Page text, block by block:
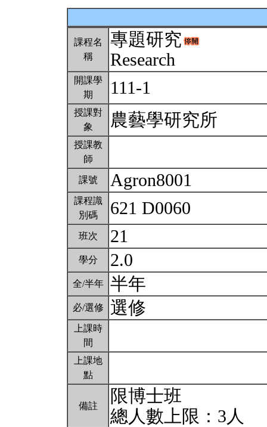
課程名
稱
專題研究
Research
開課學
期
111-1
授課對
象
農藝學研究所
授課教
師
課號 Agron8001
課程識
別碼
621 D0060
班次 21
學分 2.0
全/半年 半年
必/選修 選修
上課時
間
上課地
點
備註
限博士班
總人數上限：3人